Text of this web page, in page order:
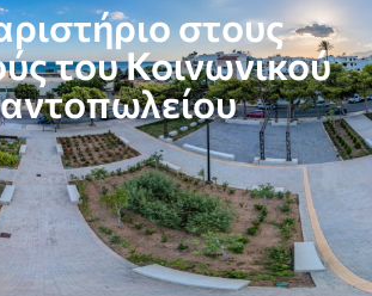
στους
του Κοινωνικού